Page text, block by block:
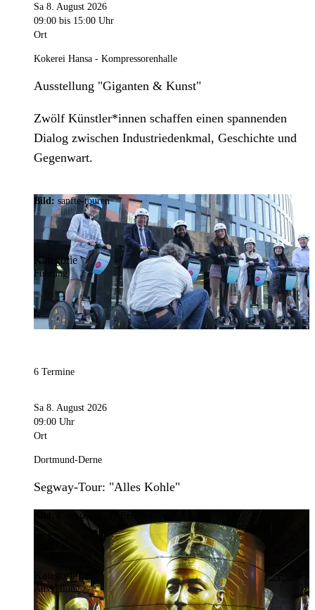
Sa 8. August 2026
09:00 bis 15:00 Uhr
Ort
Kokerei Hansa - Kompressorenhalle
Ausstellung "Giganten & Kunst"
Zwölf Künstler*innen schaffen einen spannenden
Dialog zwischen Industriedenkmal, Geschichte und
Gegenwart.
Bild: sanfte-touren
Kategorie
Führung
6 Termine
Sa 8. August 2026
09:00 Uhr
Ort
Dortmund-Derne
Segway-Tour: "Alles Kohle"
Culturespaces / Eric Spiller
Kategorie
Ausstellung